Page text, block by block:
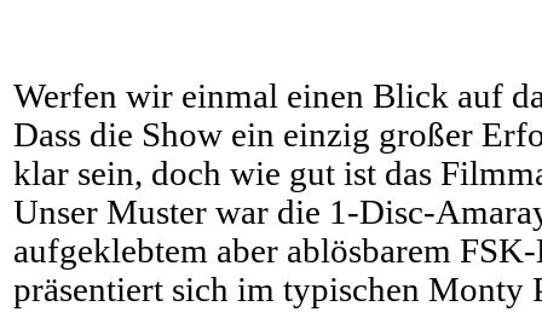
Werfen wir einmal einen Blick auf
Dass die Show ein einzig großer
klar sein, doch wie gut ist das
Unser Muster war die 1-Disc-
aufgeklebtem aber ablösbarem
präsentiert sich im typischen Monty